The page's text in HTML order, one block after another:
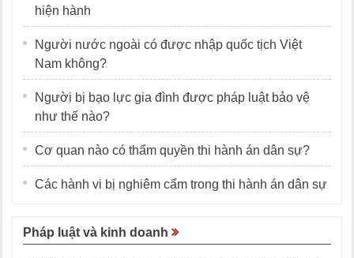
hiện hành
Người nước ngoài có được nhập quốc tịch Việt
Nam không?
Người bị bạo lực gia đình được pháp luật bảo vệ
như thế nào?
Cơ quan nào có thẩm quyền thi hành án dân sự?
Các hành vi bị nghiêm cấm trong thi hành án dân sự
Pháp luật và kinh doanh